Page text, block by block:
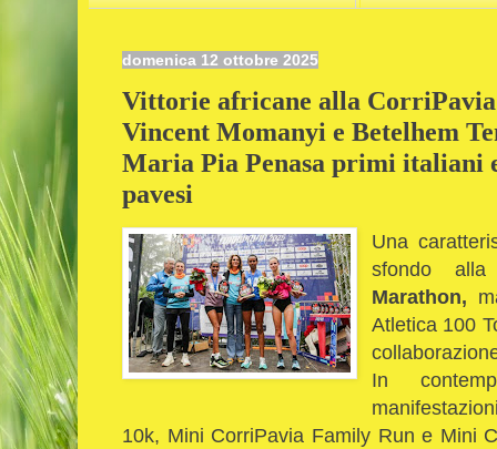
domenica 12 ottobre 2025
Vittorie africane alla
Vincent Momanyi e Betelhem
Maria Pia Penasa primi italiani
pavesi
Una
sfondo
Marathon,
Atletica 100
In
10k, Mini CorriPavia Family Run e Mini